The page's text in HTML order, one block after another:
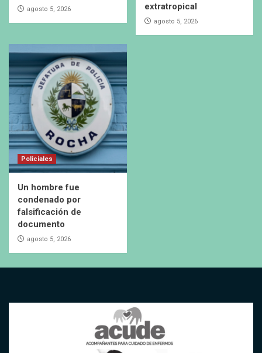
agosto 5, 2026
extratropical
agosto 5, 2026
Policiales
Un hombre fue
condenado por
falsificación de
documento
agosto 5, 2026